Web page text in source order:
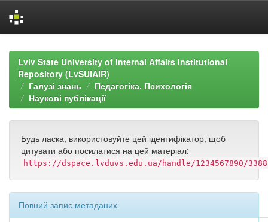
navigationLviv State University of Internal Affairs Institutional
Repository (LvSUIAIR)
Галузі знань
Педагогіка. Психологія
Наукові публікації
Будь ласка, використовуйте цей ідентифікатор, щоб
цитувати або посилатися на цей матеріал:
https://dspace.lvduvs.edu.ua/handle/1234567890/3388
Повний запис метаданих